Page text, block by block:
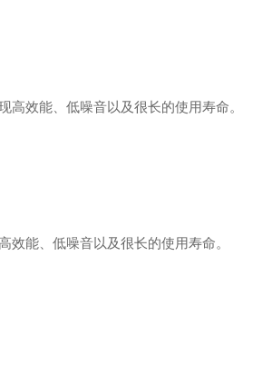
效能、低噪音以及很长的使用寿命。
能、低噪音以及很长的使用寿命。